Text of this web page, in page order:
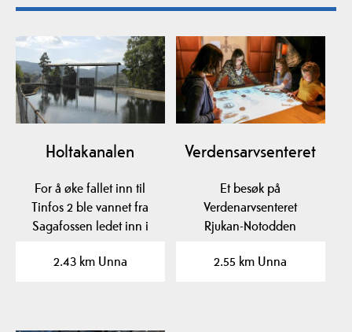
Holtakanalen
For å øke fallet inn til
Tinfos 2 ble vannet fra
Sagafossen ledet inn i
2.43 km Unna
Verdensarvsenteret
Et besøk på
Verdenarvsenteret
Rjukan-Notodden
bedre kjent med…
2.55 km Unna